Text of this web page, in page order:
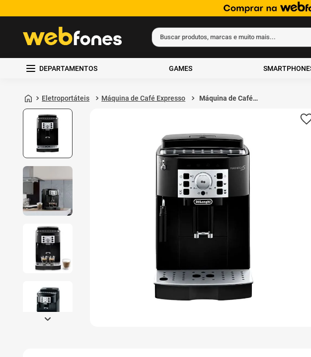
Buscar produtos, marcas e muito mais...
DEPARTAMENTOS GAMES
Eletroportáteis Máquina de Café Expresso
Máquina de Café
Termos mais buscados
5º notebook